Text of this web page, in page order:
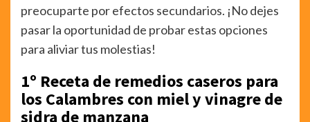
preocuparte por efectos secundarios. ¡No dejes
pasar la oportunidad de probar estas opciones
para aliviar tus molestias!
1º Receta de remedios caseros para
los Calambres con miel y vinagre de
sidra de manzana